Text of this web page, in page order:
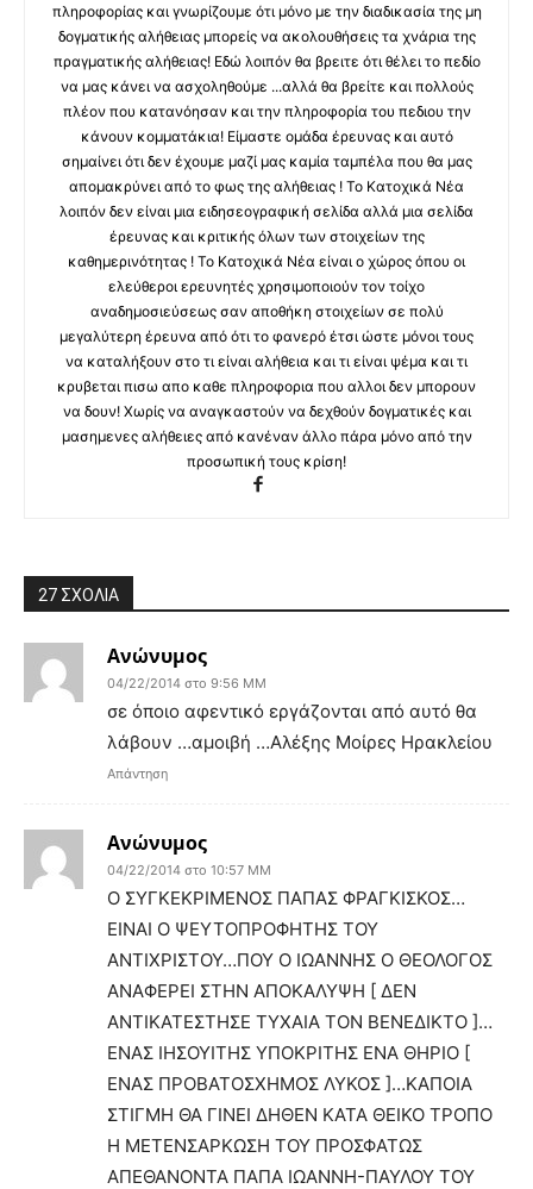
πληροφορίας και γνωρίζουμε ότι μόνο με την διαδικασία της μη
δογματικής αλήθειας μπορείς να ακολουθήσεις τα χνάρια της
πραγματικής αλήθειας! Εδώ λοιπόν θα βρειτε ότι θέλει το πεδίο
να μας κάνει να ασχοληθούμε ...αλλά θα βρείτε και πολλούς
πλέον που κατανόησαν και την πληροφορία του πεδιου την
κάνουν κομματάκια! Είμαστε ομάδα έρευνας και αυτό
σημαίνει ότι δεν έχουμε μαζί μας καμία ταμπέλα που θα μας
απομακρύνει από το φως της αλήθειας ! Το Κατοχικά Νέα
λοιπόν δεν είναι μια ειδησεογραφική σελίδα αλλά μια σελίδα
έρευνας και κριτικής όλων των στοιχείων της
καθημερινότητας ! Το Κατοχικά Νέα είναι ο χώρος όπου οι
ελεύθεροι ερευνητές χρησιμοποιούν τον τοίχο
αναδημοσιεύσεως σαν αποθήκη στοιχείων σε πολύ
μεγαλύτερη έρευνα από ότι το φανερό έτσι ώστε μόνοι τους
να καταλήξουν στο τι είναι αλήθεια και τι είναι ψέμα και τι
κρυβεται πισω απο καθε πληροφορια που αλλοι δεν μπορουν
να δουν! Χωρίς να αναγκαστούν να δεχθούν δογματικές και
μασημενες αλήθειες από κανέναν άλλο πάρα μόνο από την
προσωπική τους κρίση!
27 ΣΧΟΛΙΑ
Ανώνυμος
04/22/2014 στο 9:56 ΜΜ
σε όποιο αφεντικό εργάζονται από αυτό θα
λάβουν …αμοιβή …Αλέξης Μοίρες Ηρακλείου
Απάντηση
Ανώνυμος
04/22/2014 στο 10:57 ΜΜ
Ο ΣΥΓΚΕΚΡΙΜΕΝΟΣ ΠΑΠΑΣ ΦΡΑΓΚΙΣΚΟΣ…
ΕΙΝΑΙ Ο ΨΕΥΤΟΠΡΟΦΗΤΗΣ ΤΟΥ
ΑΝΤΙΧΡΙΣΤΟΥ…ΠΟΥ Ο ΙΩΑΝΝΗΣ Ο ΘΕΟΛΟΓΟΣ
ΑΝΑΦΕΡΕΙ ΣΤΗΝ ΑΠΟΚΑΛΥΨΗ [ ΔΕΝ
ΑΝΤΙΚΑΤΕΣΤΗΣΕ ΤΥΧΑΙΑ ΤΟΝ ΒΕΝΕΔΙΚΤΟ ]…
ΕΝΑΣ ΙΗΣΟΥΙΤΗΣ ΥΠΟΚΡΙΤΗΣ ΕΝΑ ΘΗΡΙΟ [
ΕΝΑΣ ΠΡΟΒΑΤΟΣΧΗΜΟΣ ΛΥΚΟΣ ]…ΚΑΠΟΙΑ
ΣΤΙΓΜΗ ΘΑ ΓΙΝΕΙ ΔΗΘΕΝ ΚΑΤΑ ΘΕΙΚΟ ΤΡΟΠΟ
Η ΜΕΤΕΝΣΑΡΚΩΣΗ ΤΟΥ ΠΡΟΣΦΑΤΩΣ
ΑΠΕΘΑΝΟΝΤΑ ΠΑΠΑ ΙΩΑΝΝΗ-ΠΑΥΛΟΥ ΤΟΥ